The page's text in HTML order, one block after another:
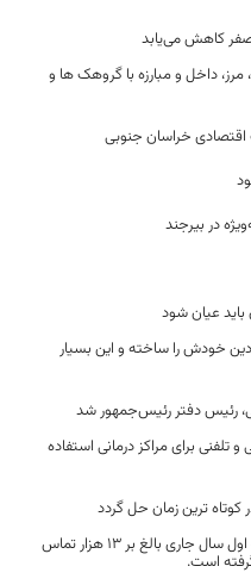
داخل و مبارزه با گروهک ها و
در بیرجند
باید عیان شود
خودش را ساخته و این بسیار
رئیس دفتر رئیس‌جمهور شد
تلفنی برای مراکز درمانی استفاده
ترین زمان حل گردد
مدیرکل بهزیستی خراسان جنوبی: در 6ماهه اول سال جاری بالغ بر 13 هزار تماس